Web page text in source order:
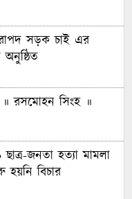
সড়ক চাই এর
অনুষ্ঠিত
রসমোহন সিংহ ॥
ছাত্র-জনতা হত্যা মামলা
বিচার